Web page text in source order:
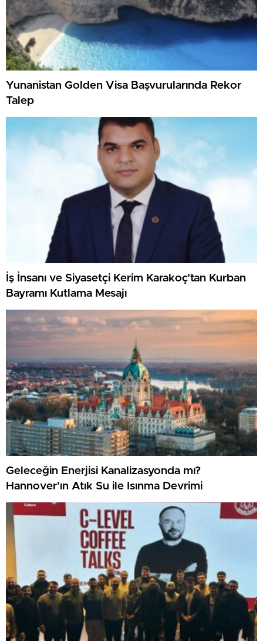
Yunanistan Golden Visa Başvurularında Rekor
Talep
İş İnsanı ve Siyasetçi Kerim Karakoç’tan Kurban
Bayramı Kutlama Mesajı
Geleceğin Enerjisi Kanalizasyonda mı?
Hannover’ın Atık Su ile Isınma Devrimi